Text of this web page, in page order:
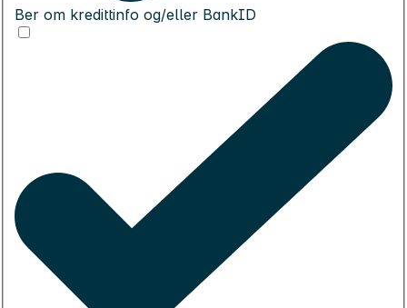
Ber om kredittinfo og/eller BankID